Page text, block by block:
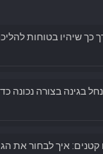
כך שיהיו בטוחות
בגינה בצורה נכונה
קטנים: איך לבחור את